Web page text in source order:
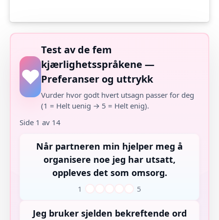
Test av de fem
kjærlighetsspråkene —
Preferanser og uttrykk
Vurder hvor godt hvert utsagn passer for deg
(1 = Helt uenig → 5 = Helt enig).
Side 1 av 14
Når partneren min hjelper meg å
organisere noe jeg har utsatt,
oppleves det som omsorg.
1 5
Jeg bruker sjelden bekreftende ord